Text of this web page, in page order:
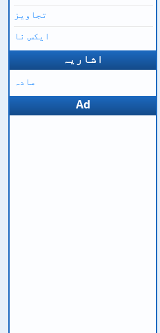
تجاویز
ایکس نا
اشاریہ
مادہ
Ad